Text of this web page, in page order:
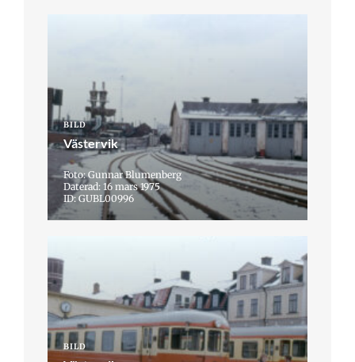
BILD
Västervik
Foto: Gunnar Blumenberg
Daterad: 16 mars 1975
ID: GUBL00996
BILD